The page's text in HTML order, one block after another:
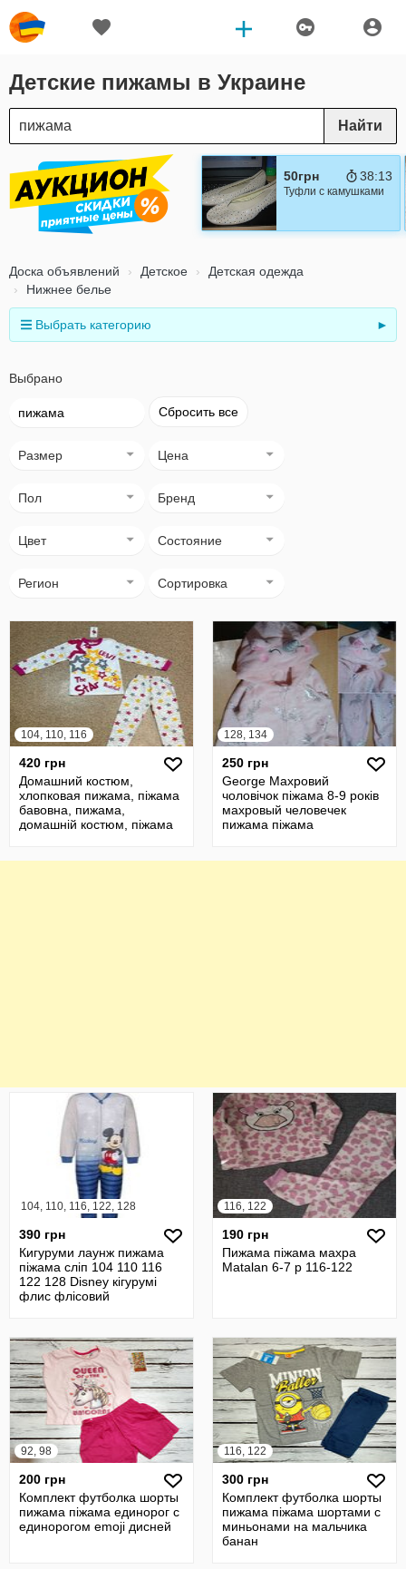
Детские пижамы в Украине
Найти
50грн 38:12
Туфли с камушками
Доска объявлений Детское
Детская одежда
Нижнее белье
Выбрать категорию ►
Выбрано
пижама Сбросить все
Размер Цена
Пол Бренд
Цвет Состояние
Регион Сортировка
104, 110, 116
420 грн
Домашний костюм,
хлопковая пижама, піжама
бавовна, пижама,
домашній костюм, піжама
128, 134
250 грн
George Махровий
чоловічок піжама 8-9 років
махровый человечек
пижама піжама
104, 110, 116, 122, 128
390 грн
Кигуруми лаунж пижама
піжама сліп 104 110 116
122 128 Disney кігурумі
флис флісовий
116, 122
190 грн
Пижама піжама махра
Matalan 6-7 р 116-122
92, 98
200 грн
Комплект футболка шорты
пижама піжама единорог с
единорогом emoji дисней
116, 122
300 грн
Комплект футболка шорты
пижама піжама шортами с
миньонами на мальчика
банан